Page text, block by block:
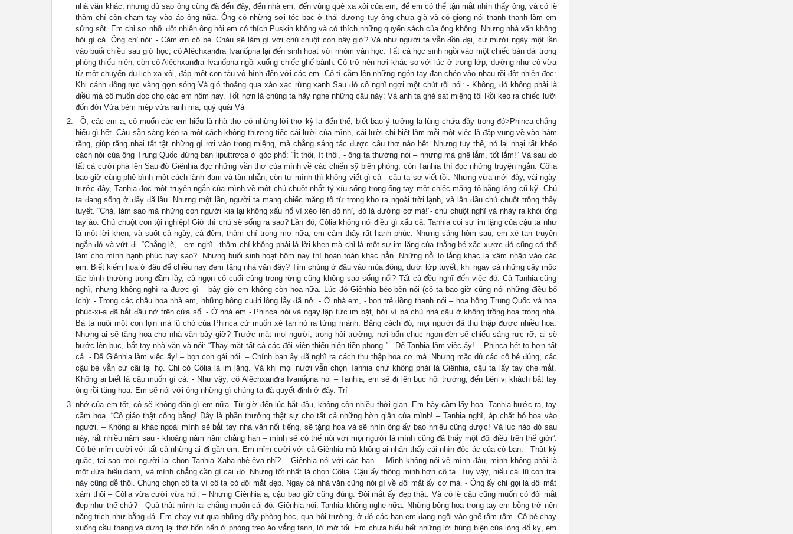
nhà văn khác, nhưng dù sao ông cũng đã đến đây, đến nhà em, đến vùng quê xa xôi của em, để em có thể tận mắt nhìn thấy ông, và có lẽ
thậm chí còn chạm tay vào áo ông nữa. Ông có những sợi tóc bạc ở thái dương tuy ông chưa già và có giọng nói thanh thanh làm em
sửng sốt. Em chỉ sợ nhỡ đột nhiên ông hỏi em có thích Puskin không và có thích những quyển sách của ông không. Nhưng nhà văn không
hỏi gì cả. Ông chỉ nói: - Cám ơn cô bé. Cháu sẽ làm gì với chú chuột con bây giờ? Và như người ta vẫn đồn đại, cứ mười ngày một lần
vào buổi chiều sau giờ học, cô Alêchxanđra Ivanốpna lại đến sinh hoạt với nhóm văn học. Tất cả học sinh ngồi vào một chiếc bàn dài trong
phòng thiếu niên, còn cô Alêchxanđra Ivanốpna ngồi xuống chiếc ghế bành. Cô trở nên hơi khác so với lúc ở trong lớp, dường như cô vừa
từ một chuyến du lịch xa xôi, đáp một con tàu vô hình đến với các em. Cô tì cằm lên những ngón tay đan chéo vào nhau rồi đột nhiên đọc:
Khi cánh đồng rực vàng gợn sóng Và gió thoảng qua xào xạc rừng xanh Sau đó cô nghĩ ngợi một chút rồi nói: - Không, đó không phải là
điều mà cô muốn đọc cho các em hôm nay. Tốt hơn là chúng ta hãy nghe những câu này: Và anh ta ghé sát miệng tôi Rồi kéo ra chiếc lưỡi
đốn đời Vừa bẻm mép vừa ranh ma, quỷ quái Và
- Ồ, các em ạ, cô muốn các em hiểu là nhà thơ có những lời thơ kỳ lạ đến thế, biết bao ý tưởng lạ lùng chứa đầy trong đó>Phinca chẳng
hiểu gì hết. Cậu sẵn sàng kéo ra một cách không thương tiếc cái lưỡi của mình, cái lưỡi chỉ biết làm mỗi một việc là đập vụng về vào hàm
răng, giúp răng nhai tất tật những gì rơi vào trong miệng, mà chẳng sáng tác được câu thơ nào hết. Nhưng tuy thế, nó lại nhại rất khéo
cách nói của ông Trung Quốc đứng bán liputtrơca ở góc phố: “Ít thôi, ít thôi, - ông ta thường nói – nhưng mà ghê lắm, tốt lắm!” Và sau đó
tất cả cười phá lên Sau đó Giênhia đọc những vần thơ của mình về các chiến sỹ biên phòng, còn Tanhia thì đọc những truyện ngắn. Côlia
bao giờ cũng phê bình một cách lãnh đạm và tàn nhẫn, còn tự mình thì không viết gì cả - cậu ta sợ viết tồi. Nhưng vừa mới đây, vài ngày
trước đây, Tanhia đọc một truyện ngắn của mình về một chú chuột nhắt tý xíu sống trong ống tay một chiếc măng tô bằng lông cũ kỹ. Chú
ta đang sống ở đấy đã lâu. Nhưng một lần, người ta mang chiếc măng tô từ trong kho ra ngoài trời lạnh, và lần đầu chú chuột trông thấy
tuyết. “Chà, làm sao mà những con người kia lại không xấu hổ vì xéo lên đó nhỉ, đó là đường cơ mà!”- chú chuột nghĩ và nhảy ra khỏi ống
tay áo. Chú chuột con tội nghiệp! Giờ thì chú sẽ sống ra sao? Lần đó, Côlia không nói điều gì xấu cả. Tanhia coi sự im lặng của cậu ta như
là một lời khen, và suốt cả ngày, cả đêm, thậm chí trong mơ nữa, em cảm thấy rất hạnh phúc. Nhưng sáng hôm sau, em xé tan truyện
ngắn đó và vứt đi. “Chẳng lẽ, - em nghĩ - thậm chí không phải là lời khen mà chỉ là một sự im lặng của thằng bé xấc xược đó cũng có thể
làm cho mình hạnh phúc hay sao?” Nhưng buổi sinh hoạt hôm nay thì hoàn toàn khác hẳn. Những nỗi lo lắng khác lạ xâm nhập vào các
em. Biết kiếm hoa ở đâu để chiều nay đem tặng nhà văn đây? Tìm chúng ở đâu vào mùa đông, dưới lớp tuyết, khi ngay cả những cây mộc
tặc bình thường trong đầm lầy, cả ngọn cỏ cuối cùng trong rừng cũng không sao sống nổi? Tất cả đều nghĩ đến việc đó. Cả Tanhia cũng
nghĩ, nhưng không nghĩ ra được gì – bây giờ em không còn hoa nữa. Lúc đó Giênhia béo bèn nói (cô ta bao giờ cũng nói những điều bổ
ích): - Trong các chậu hoa nhà em, những bông cuđri lộng lẫy đã nở. - Ở nhà em, - bọn trẻ đồng thanh nói – hoa hồng Trung Quốc và hoa
phúc-xi-a đã bắt đầu nở trên cửa sổ. - Ở nhà em - Phinca nói và ngay lập tức im bặt, bởi vì bà chủ nhà cậu ở không trồng hoa trong nhà.
Bà ta nuôi một con lợn mà lũ chó của Phinca cứ muốn xé tan nó ra từng mảnh. Bằng cách đó, mọi người đã thu thập được nhiều hoa.
Nhưng ai sẽ tặng hoa cho nhà văn bây giờ? Trước mặt mọi người, trong hội trường, nơi bốn chục ngọn đèn sẽ chiếu sáng rực rỡ, ai sẽ
bước lên bục, bắt tay nhà văn và nói: “Thay mặt tất cả các đội viên thiếu niên tiền phong ” - Để Tanhia làm việc ấy! – Phinca hét to hơn tất
cả. - Để Giênhia làm việc ấy! – bọn con gái nói. – Chính bạn ấy đã nghĩ ra cách thu thập hoa cơ mà. Nhưng mặc dù các cô bé đúng, các
cậu bé vẫn cứ cãi lại họ. Chỉ có Côlia là im lặng. Và khi mọi nười vẫn chọn Tanhia chứ không phải là Giênhia, cậu ta lấy tay che mắt.
Không ai biết là cậu muốn gì cả. - Như vậy, cô Alêchxanđra Ivanốpna nói – Tanhia, em sẽ đi lên bục hội trường, đến bên vị khách bắt tay
ông rồi tặng hoa. Em sẽ nói với ông những gì chúng ta đã quyết định ở đây. Trí
nhớ của em tốt, cô sẽ không dặn gì em nữa. Từ giờ đến lúc bắt đầu, không còn nhiều thời gian. Em hãy cầm lấy hoa. Tanhia bước ra, tay
cầm hoa. “Cô giáo thật công bằng! Đây là phần thưởng thật sự cho tất cả những hờn giận của mình! – Tanhia nghĩ, áp chặt bó hoa vào
người. – Không ai khác ngoài mình sẽ bắt tay nhà văn nổi tiếng, sẽ tặng hoa và sẽ nhìn ông ấy bao nhiêu cũng được! Và lúc nào đó sau
này, rất nhiều năm sau - khoảng năm năm chẳng hạn – mình sẽ có thể nói với mọi người là mình cũng đã thấy một đôi điều trên thế giới”.
Cô bé mỉm cười với tất cả những ai đi gần em. Em mỉm cười với cả Giênhia mà không ai nhận thấy cái nhìn độc ác của cô bạn. - Thật kỳ
quặc, tại sao mọi người lại chọn Tanhia Xaba-nhê-êva nhỉ? – Giênhia nói với các bạn. – Mình không nói về mình đâu, mình không phải là
một đứa hiếu danh, và mình chẳng cần gì cái đó. Nhưng tốt nhất là chọn Côlia. Cậu ấy thông minh hơn cô ta. Tuy vậy, hiểu cái lũ con trai
này cũng dễ thôi. Chúng chọn cô ta vì cô ta có đôi mắt đẹp. Ngay cả nhà văn cũng nói gì về đôi mắt ấy cơ mà. - Ông ấy chỉ gọi là đôi mắt
xám thôi – Côlia vừa cười vừa nói. – Nhưng Giênhia ạ, cậu bao giờ cũng đúng. Đôi mắt ấy đẹp thật. Và có lẽ cậu cũng muốn có đôi mắt
đẹp như thế chứ? - Quả thật mình lại chẳng muốn cái đó. Giênhia nói. Tanhia không nghe nữa. Những bông hoa trong tay em bỗng trở nên
nặng trịch như bằng đá. Em chạy vụt qua những dãy phòng học, qua hội trường, ở đó các bạn em đang ngồi vào ghế rầm rầm. Cô bé chạy
xuống cầu thang và dừng lại thở hổn hển ở phòng treo áo vắng tanh, lờ mờ tối. Em chưa hiểu hết những lời hùng biện của lòng đố kỵ, em